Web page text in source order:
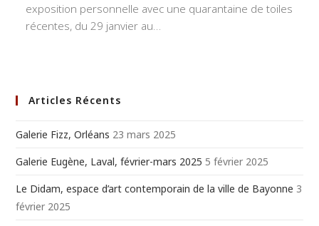
exposition personnelle avec une quarantaine de toiles
récentes, du 29 janvier au…
Articles Récents
Galerie Fizz, Orléans 23 mars 2025
Galerie Eugène, Laval, février-mars 2025 5 février 2025
Le Didam, espace d’art contemporain de la ville de Bayonne 3
février 2025